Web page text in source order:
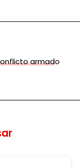
armado